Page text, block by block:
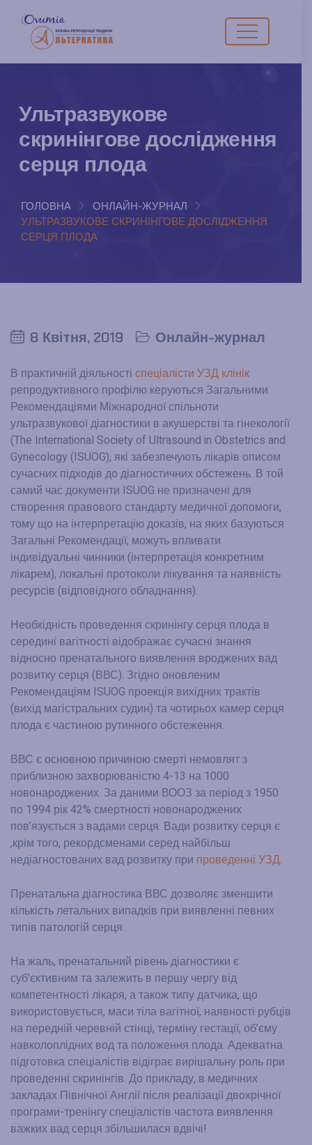
Ультразвукове
скринінгове дослідження
серця плода
ГОЛОВНА
ОНЛАЙН-ЖУРНАЛ
УЛЬТРАЗВУКОВЕ СКРИНІНГОВЕ ДОСЛІДЖЕННЯ
СЕРЦЯ ПЛОДА
8 Квітня, 2019 Онлайн-журнал
В практичній діяльності спеціалісти УЗД клінік
репродуктивного профілю керуються Загальними
Рекомендаціями Міжнародної спільноти
ультразвукової діагностики в акушерстві та гінекології
(The International Society of Ultrasound in Obstetrics and
Gynecology (ISUOG), які забезпечують лікарів описом
сучасних підходів до діагностичних обстежень. В той
самий час документи ISUOG не призначені для
створення правового стандарту медичної допомоги,
тому що на інтерпретацію доказів, на яких базуються
Загальні Рекомендації, можуть впливати
індивідуальні чинники (інтерпретація конкретним
лікарем), локальні протоколи лікування та наявність
ресурсів (відповідного обладнання).
Необхідність проведення скринінгу серця плода в
середині вагітності відображає сучасні знання
відносно пренатального виявлення вроджених вад
розвитку серця (ВВС). Згідно оновленим
Рекомендаціям ISUOG проекція вихідних трактів
(вихід магістральних судин) та чотирьох камер серця
плода є частиною рутинного обстеження.
ВВС є основною причиною смерті немовлят з
приблизною захворюваністю 4-13 на 1000
новонароджених. За даними ВООЗ за період з 1950
по 1994 рік 42% смертності новонароджених
пов’язується з вадами серця. Вади розвитку серця є
,крім того, рекордсменами серед найбільш
недіагностованих вад розвитку при проведенні УЗД.
Пренатальна діагностика ВВС дозволяє зменшити
кількість летальних випадків при виявленні певних
типів патологій серця.
На жаль, пренатальний рівень діагностики є
суб’єктивним та залежить в першу чергу від
компетентності лікаря, а також типу датчика, що
використовується, маси тіла вагітної, наявності рубців
на передній черевній стінці, терміну гестації, об’єму
навколоплідних вод та положення плода. Адекватна
підготовка спеціалістів відіграє вирішальну роль при
проведенні скринінгів. До прикладу, в медичних
закладах Північної Англії після реалізації двохрічної
програми-тренінгу спеціалістів частота виявлення
важких вад серця збільшилася вдвічі!